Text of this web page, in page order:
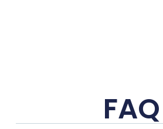
FAQ